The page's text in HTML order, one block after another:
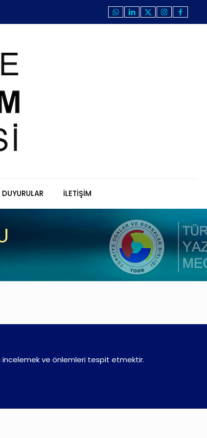
DUYURULAR İLETİŞİM
incelemek ve önlemleri tespit etmektir.